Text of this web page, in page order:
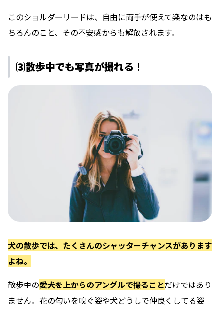
このショルダーリードは、 自由に両手が使えて楽なのはも
ちろんのこと、その不安感からも解放されます。
⑶散歩中でも写真が撮れる！
犬の散歩では、たくさんのシャッターチャンスがあります
よね。
散歩中の愛犬を上からのアングルで撮ることだけではあり
ません。花の匂いを嗅ぐ姿や犬どうしで仲良くしてる姿